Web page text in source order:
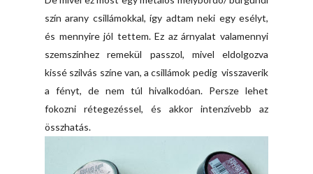
szín arany csillámokkal, így adtam neki egy esélyt,
és mennyire jól tettem. Ez az árnyalat valamennyi
szemszínhez remekül passzol, mivel eldolgozva
kissé szilvás színe van, a csillámok pedig visszaverik
a fényt, de nem túl hivalkodóan. Persze lehet
fokozni rétegezéssel, és akkor intenzívebb az
összhatás.